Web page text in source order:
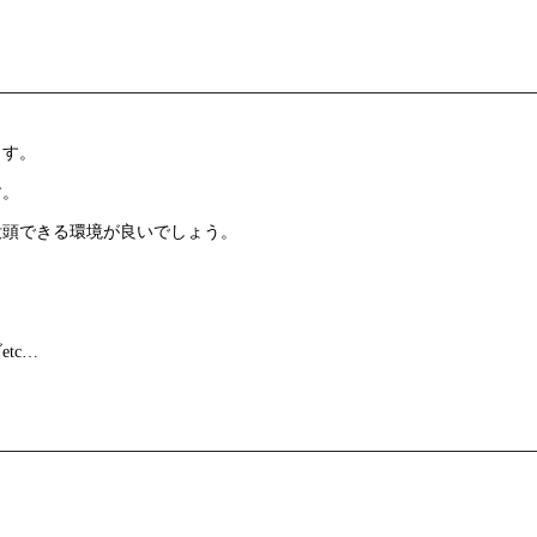
。
できる環境が良いでしょう。